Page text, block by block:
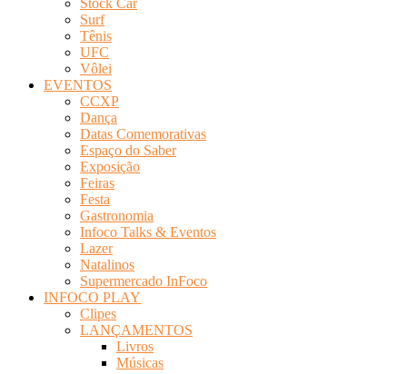
Stock Car
Surf
Tênis
UFC
Vôlei
EVENTOS
CCXP
Dança
Datas Comemorativas
Espaço do Saber
Exposição
Feiras
Festa
Gastronomia
Infoco Talks & Eventos
Lazer
Natalinos
Supermercado InFoco
INFOCO PLAY
Clipes
LANÇAMENTOS
Livros
Músicas